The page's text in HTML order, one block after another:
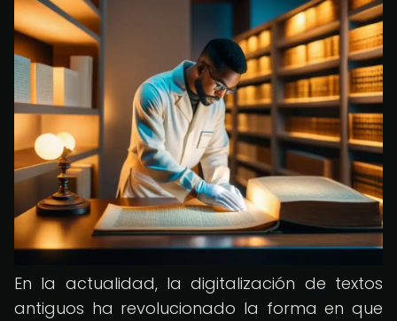
En la actualidad, la digitalización de textos
antiguos ha revolucionado la forma en que